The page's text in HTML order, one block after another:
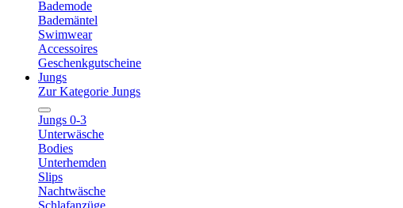
Bademode
Bademäntel
Swimwear
Accessoires
Geschenkgutscheine
Jungs
Zur Kategorie Jungs
Jungs 0-3
Unterwäsche
Bodies
Unterhemden
Slips
Nachtwäsche
Schlafanzüge